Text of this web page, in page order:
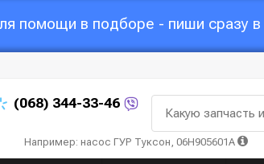
помощи в подборе - пиши сразу в
(068) 344-33-46
Какую запчасть
Например: насос ГУР Туксон, 06H905601A